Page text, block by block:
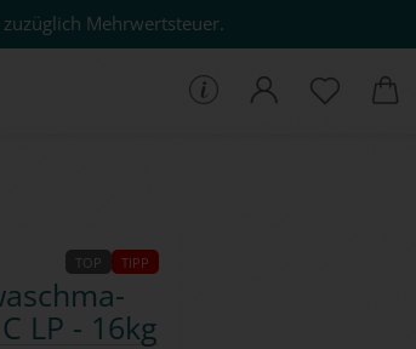
Mehrwertsteuer.
TOP TIPP
LP - 16kg